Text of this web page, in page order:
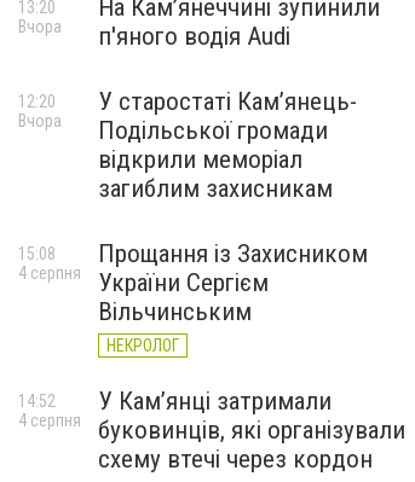
На Камʼянеччині зупинили
п'яного водія Audi
13:20
Вчора
У старостаті Кам’янець-
Подільської громади
відкрили меморіал
загиблим захисникам
12:20
Вчора
Прощання із Захисником
України Сергієм
Вільчинським
НЕКРОЛОГ
15:08
4 серпня
У Кам’янці затримали
буковинців, які організували
схему втечі через кордон
14:52
4 серпня